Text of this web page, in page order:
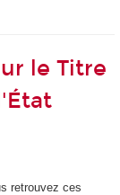
le Titre
retrouvez ces